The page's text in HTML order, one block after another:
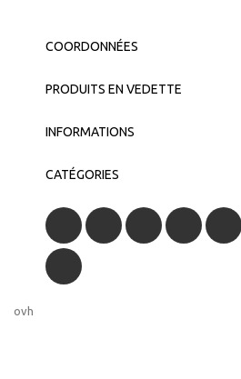
COORDONNÉES
PRODUITS EN VEDETTE
INFORMATIONS
CATÉGORIES
ovh